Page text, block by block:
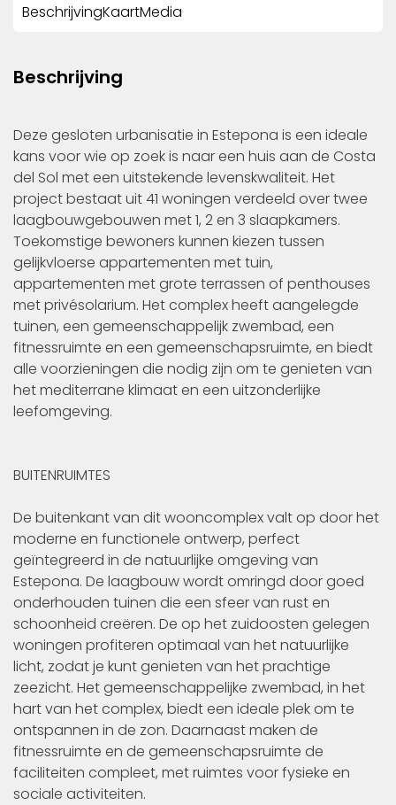
BeschrijvingKaartMedia
Beschrijving
Deze gesloten urbanisatie in Estepona is een ideale
kans voor wie op zoek is naar een huis aan de Costa
del Sol met een uitstekende levenskwaliteit. Het
project bestaat uit 41 woningen verdeeld over twee
laagbouwgebouwen met 1, 2 en 3 slaapkamers.
Toekomstige bewoners kunnen kiezen tussen
gelijkvloerse appartementen met tuin,
appartementen met grote terrassen of penthouses
met privésolarium. Het complex heeft aangelegde
tuinen, een gemeenschappelijk zwembad, een
fitnessruimte en een gemeenschapsruimte, en biedt
alle voorzieningen die nodig zijn om te genieten van
het mediterrane klimaat en een uitzonderlijke
leefomgeving.
BUITENRUIMTES
De buitenkant van dit wooncomplex valt op door het
moderne en functionele ontwerp, perfect
geïntegreerd in de natuurlijke omgeving van
Estepona. De laagbouw wordt omringd door goed
onderhouden tuinen die een sfeer van rust en
schoonheid creëren. De op het zuidoosten gelegen
woningen profiteren optimaal van het natuurlijke
licht, zodat je kunt genieten van het prachtige
zeezicht. Het gemeenschappelijke zwembad, in het
hart van het complex, biedt een ideale plek om te
ontspannen in de zon. Daarnaast maken de
fitnessruimte en de gemeenschapsruimte de
faciliteiten compleet, met ruimtes voor fysieke en
sociale activiteiten.